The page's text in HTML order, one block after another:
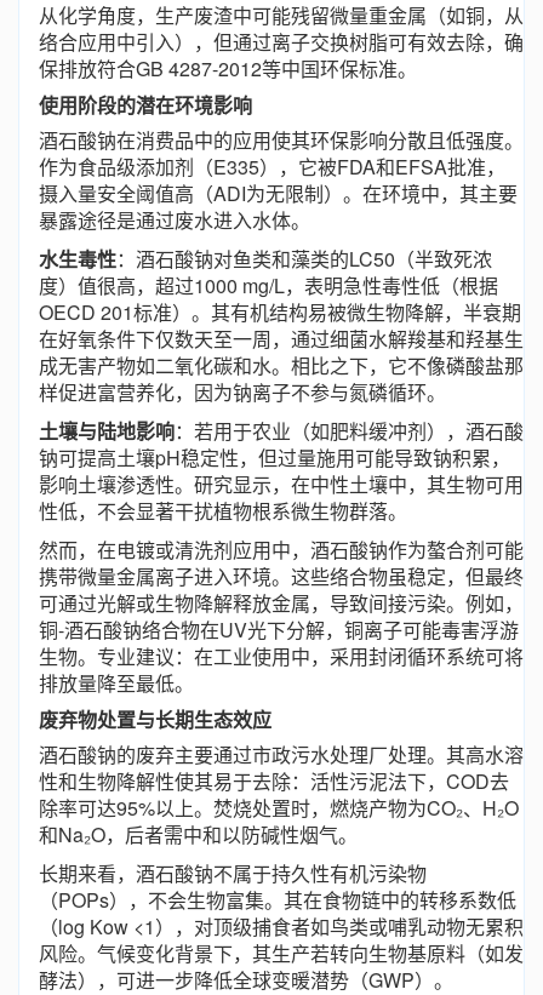
从化学角度，生产废渣中可能残留微量重金属（如铜，从
络合应用中引入），但通过离子交换树脂可有效去除，确
保排放符合GB 4287-2012等中国环保标准。
使用阶段的潜在环境影响
酒石酸钠在消费品中的应用使其环保影响分散且低强度。
作为食品级添加剂（E335），它被FDA和EFSA批准，
摄入量安全阈值高（ADI为无限制）。在环境中，其主要
暴露途径是通过废水进入水体。
水生毒性：酒石酸钠对鱼类和藻类的LC50（半致死浓
度）值很高，超过1000 mg/L，表明急性毒性低（根据
OECD 201标准）。其有机结构易被微生物降解，半衰期
在好氧条件下仅数天至一周，通过细菌水解羧基和羟基生
成无害产物如二氧化碳和水。相比之下，它不像磷酸盐那
样促进富营养化，因为钠离子不参与氮磷循环。
土壤与陆地影响：若用于农业（如肥料缓冲剂），酒石酸
钠可提高土壤pH稳定性，但过量施用可能导致钠积累，
影响土壤渗透性。研究显示，在中性土壤中，其生物可用
性低，不会显著干扰植物根系微生物群落。
然而，在电镀或清洗剂应用中，酒石酸钠作为螯合剂可能
携带微量金属离子进入环境。这些络合物虽稳定，但最终
可通过光解或生物降解释放金属，导致间接污染。例如，
铜-酒石酸钠络合物在UV光下分解，铜离子可能毒害浮游
生物。专业建议：在工业使用中，采用封闭循环系统可将
排放量降至最低。
废弃物处置与长期生态效应
酒石酸钠的废弃主要通过市政污水处理厂处理。其高水溶
性和生物降解性使其易于去除：活性污泥法下，COD去
除率可达95%以上。焚烧处置时，燃烧产物为CO₂、H₂O
和Na₂O，后者需中和以防碱性烟气。
长期来看，酒石酸钠不属于持久性有机污染物
（POPs），不会生物富集。其在食物链中的转移系数低
（log Kow <1），对顶级捕食者如鸟类或哺乳动物无累积
风险。气候变化背景下，其生产若转向生物基原料（如发
酵法），可进一步降低全球变暖潜势（GWP）。